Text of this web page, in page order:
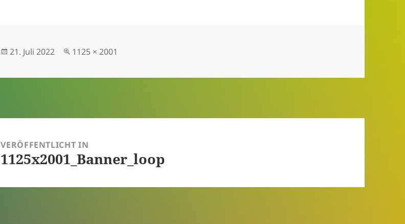
Veröffentlicht
21. Juli 2022 Originalgröße
1125 × 2001
VERÖFFENTLICHT IN
1125x2001_Banner_loop